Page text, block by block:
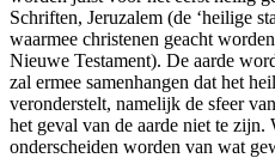
Schriften, Jeruzalem (de ‘heilige
waarmee christenen geacht
Nieuwe Testament). De aarde
zal ermee samenhangen dat het
veronderstelt, namelijk de sfeer
het geval van de aarde niet te zijn.
onderscheiden worden van wat